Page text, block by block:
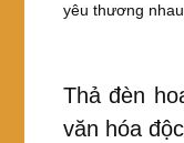
yêu thương
Thả đèn
văn hóa